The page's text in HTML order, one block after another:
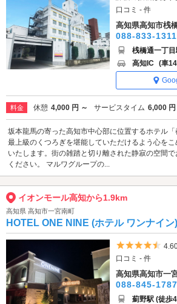
口コミ - 件
高知県高知市桟
088-833-1311
桟橋通一丁
高知IC (車
料金 休憩 4,000 円 ～ サービスタイム 6,000 円
坂本龍馬の寄った高知市中心部に位置するホテル「
最上級のくつろぎを堪能していただけるよう心をこ
いたします。街の雑踏と切り離された静寂の空間
ください。 マルワグループの...
イオンモール高知から1.9km
高知県 高知市一宮南町
HOTEL ONE NINE (ホテル ワンナイン)
5つ
口コミ - 件
高知県高知市一
088-845-1787
薊野駅 (徒歩